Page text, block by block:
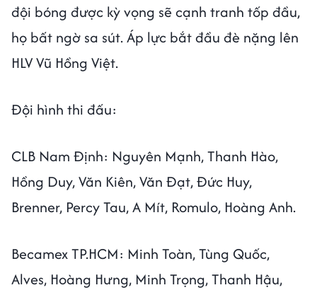
đội bóng được kỳ vọng sẽ cạnh tranh tốp đầu,
họ bất ngờ sa sút. Áp lực bắt đầu đè nặng lên
HLV Vũ Hồng Việt.
Đội hình thi đấu:
CLB Nam Định: Nguyên Mạnh, Thanh Hào,
Hồng Duy, Văn Kiên, Văn Đạt, Đức Huy,
Brenner, Percy Tau, A Mít, Romulo, Hoàng Anh.
Becamex TP.HCM: Minh Toàn, Tùng Quốc,
Alves, Hoàng Hưng, Minh Trọng, Thanh Hậu,